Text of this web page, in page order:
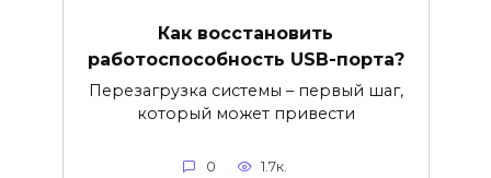
Как восстановить
работоспособность USB-порта?
Перезагрузка системы – первый шаг,
который может привести
0 1.7к.